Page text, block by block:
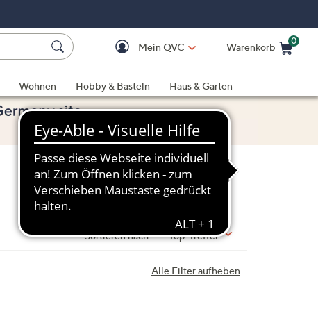
Mein QVC Warenkorb
0
Wohnen Hobby & Basteln
Haus & Garten
Sortieren nach: Top-Treffer
Alle Filter aufheben